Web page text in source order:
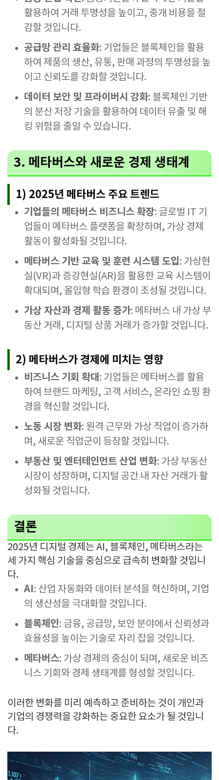
활용하여 거래 투명성을 높이고, 중개 비용을 절
감할 것입니다.
공급망 관리 효율화: 기업들은 블록체인을 활용
하여 제품의 생산, 유통, 판매 과정의 투명성을 높
이고 신뢰도를 강화할 것입니다.
데이터 보안 및 프라이버시 강화: 블록체인 기반
의 분산 저장 기술을 활용하여 데이터 유출 및 해
킹 위험을 줄일 수 있습니다.
3. 메타버스와 새로운 경제 생태계
1) 2025년 메타버스 주요 트렌드
기업들의 메타버스 비즈니스 확장: 글로벌 IT 기
업들이 메타버스 플랫폼을 확장하며, 가상 경제
활동이 활성화될 것입니다.
메타버스 기반 교육 및 훈련 시스템 도입: 가상현
실(VR)과 증강현실(AR)을 활용한 교육 시스템이
확대되며, 몰입형 학습 환경이 조성될 것입니다.
가상 자산과 경제 활동 증가: 메타버스 내 가상 부
동산 거래, 디지털 상품 거래가 증가할 것입니다.
2) 메타버스가 경제에 미치는 영향
비즈니스 기회 확대 : 기업들은 메타버스를 활용
하여 브랜드 마케팅, 고객 서비스, 온라인 쇼핑 환
경을 혁신할 것입니다.
노동 시장 변화: 원격 근무와 가상 직업이 증가하
며, 새로운 직업군이 등장할 것입니다.
부동산 및 엔터테인먼트 산업 변화: 가상 부동산
시장이 성장하며, 디지털 공간 내 자산 거래가 활
성화될 것입니다.
결론
2025년 디지털 경제는 AI, 블록체인, 메타버스라는
세 가지 핵심 기술을 중심으로 급속히 변화할 것입니
다.
AI: 산업 자동화와 데이터 분석을 혁신하며, 기업
의 생산성을 극대화할 것입니다.
블록체인: 금융, 공급망, 보안 분야에서 신뢰성과
효율성을 높이는 기술로 자리 잡을 것입니다.
메타버스: 가상 경제의 중심이 되며, 새로운 비즈
니스 기회와 경제 생태계를 형성할 것입니다.
이러한 변화를 미리 예측하고 준비하는 것이 개인과
기업의 경쟁력을 강화하는 중요한 요소가 될 것입니
다.